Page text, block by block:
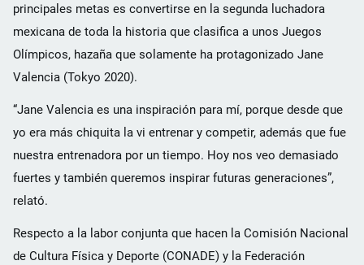
principales metas es convertirse en la segunda luchadora
mexicana de toda la historia que clasifica a unos Juegos
Olímpicos, hazaña que solamente ha protagonizado Jane
Valencia (Tokyo 2020).
“Jane Valencia es una inspiración para mí, porque desde que
yo era más chiquita la vi entrenar y competir, además que fue
nuestra entrenadora por un tiempo. Hoy nos veo demasiado
fuertes y también queremos inspirar futuras generaciones”,
relató.
Respecto a la labor conjunta que hacen la Comisión Nacional
de Cultura Física y Deporte (CONADE) y la Federación